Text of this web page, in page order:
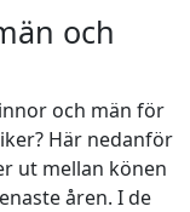
och
och män för
Här nedanför
ut mellan könen
åren. I de